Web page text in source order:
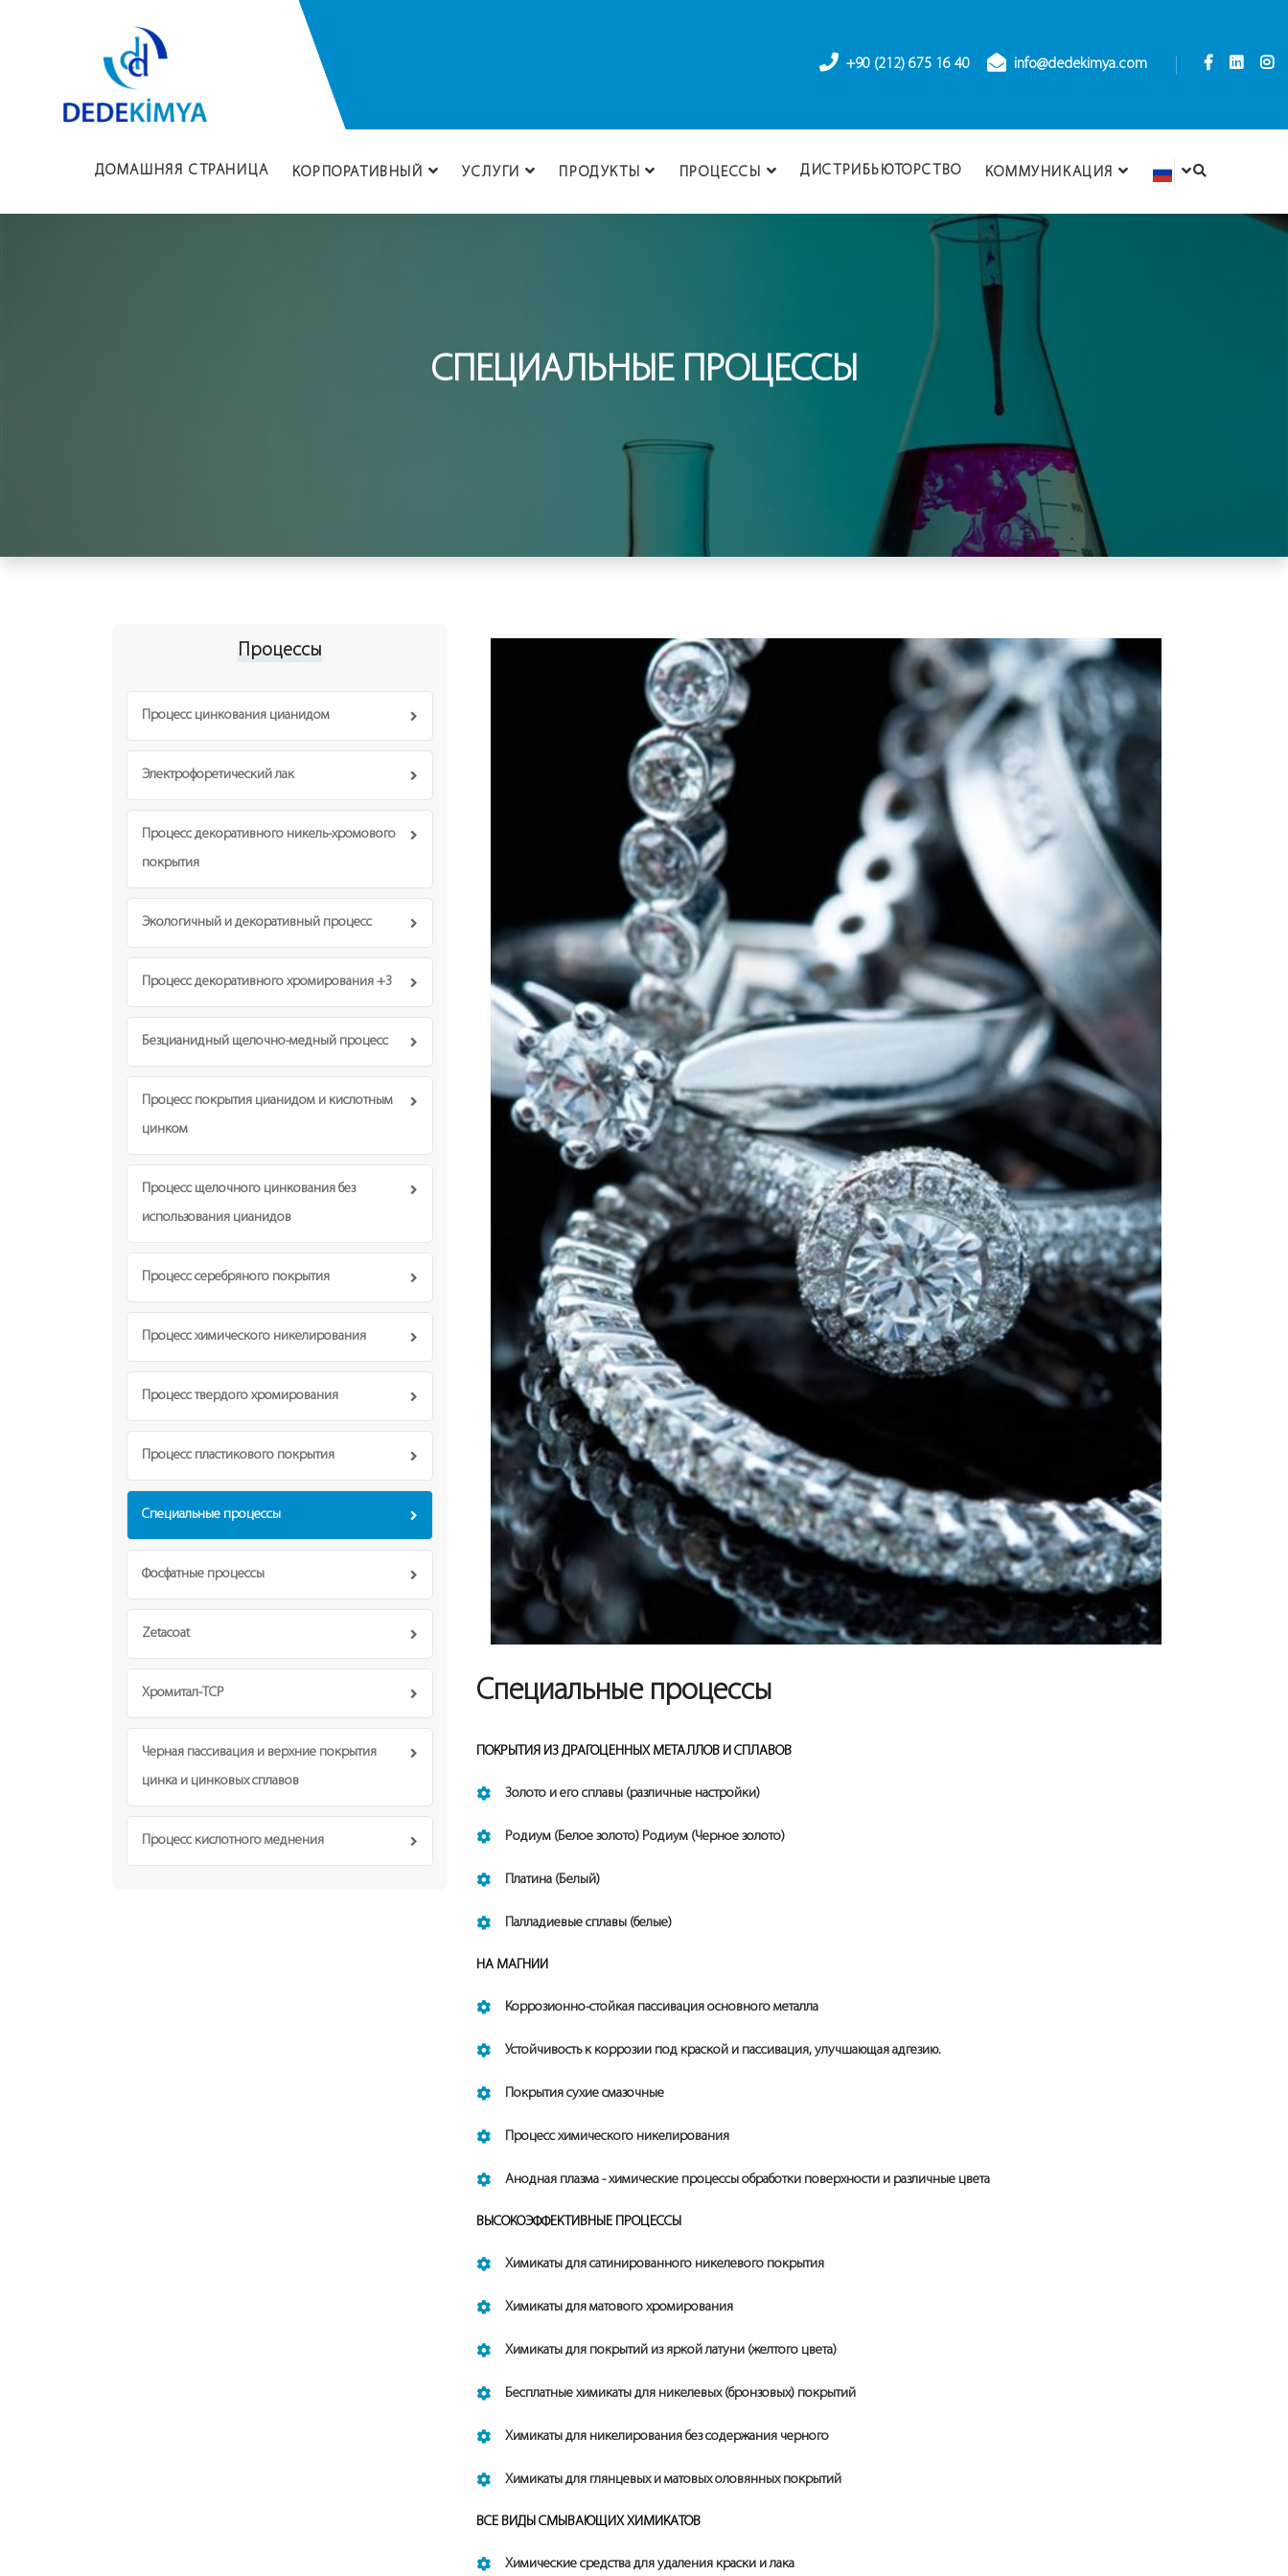
+90 (212) 675 16 40 info@dedekimya.com
ДОМАШНЯЯ СТРАНИЦА КОРПОРАТИВНЫЙ УСЛУГИ ПРОДУКТЫ ПРОЦЕССЫ ДИСТРИБЬЮТОРСТВО КОММУНИКАЦИЯ
СПЕЦИАЛЬНЫЕ ПРОЦЕССЫ
Процессы
Процесс цинкования цианидом
Электрофоретический лак
Процесс декоративного никель-хромового
покрытия
Экологичный и декоративный процесс
Процесс декоративного хромирования +3
Безцианидный щелочно-медный процесс
Процесс покрытия цианидом и кислотным
цинком
Процесс щелочного цинкования без
использования цианидов
Процесс серебряного покрытия
Процесс химического никелирования
Процесс твердого хромирования
Процесс пластикового покрытия
Специальные процессы
Фосфатные процессы
Zetacoat
Хромитал-TCP
Черная пассивация и верхние покрытия
цинка и цинковых сплавов
Процесс кислотного меднения
Специальные процессы
ПОКРЫТИЯ ИЗ ДРАГОЦЕННЫХ МЕТАЛЛОВ И СПЛАВОВ
Золото и его сплавы (различные настройки)
Родиум (Белое золото) Родиум (Черное золото)
Платина (Белый)
Палладиевые сплавы (белые)
НА МАГНИИ
Коррозионно-стойкая пассивация основного металла
Устойчивость к коррозии под краской и пассивация, улучшающая адгезию.
Покрытия сухие смазочные
Процесс химического никелирования
Анодная плазма - химические процессы обработки поверхности и различные цвета
ВЫСОКОЭФФЕКТИВНЫЕ ПРОЦЕССЫ
Химикаты для сатинированного никелевого покрытия
Химикаты для матового хромирования
Химикаты для покрытий из яркой латуни (желтого цвета)
Бесплатные химикаты для никелевых (бронзовых) покрытий
Химикаты для никелирования без содержания черного
Химикаты для глянцевых и матовых оловянных покрытий
ВСЕ ВИДЫ СМЫВАЮЩИХ ХИМИКАТОВ
Химические средства для удаления краски и лака